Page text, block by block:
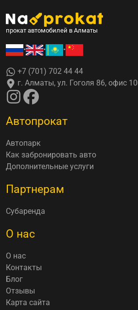
прокат автомобилей в Алматы
• • •
+7 (701) 702 44 44
г. Алматы, ул. Гоголя 86, офис
Автопрокат
Автопарк
Как забронировать авто
Дополнительные услуги
Партнерам
Субаренда
О нас
О нас
Контакты
Блог
Отзывы
Карта сайта